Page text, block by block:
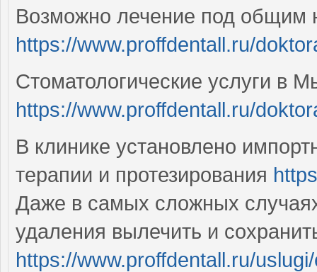
Возможно лечение под общим
https://www.proffdentall.ru/
Стоматологические услуги в
https://www.proffdentall.ru/
В клинике установлено
терапии и протезирования
Даже в самых сложных
удаления вылечить и
https://www.proffdentall.ru/